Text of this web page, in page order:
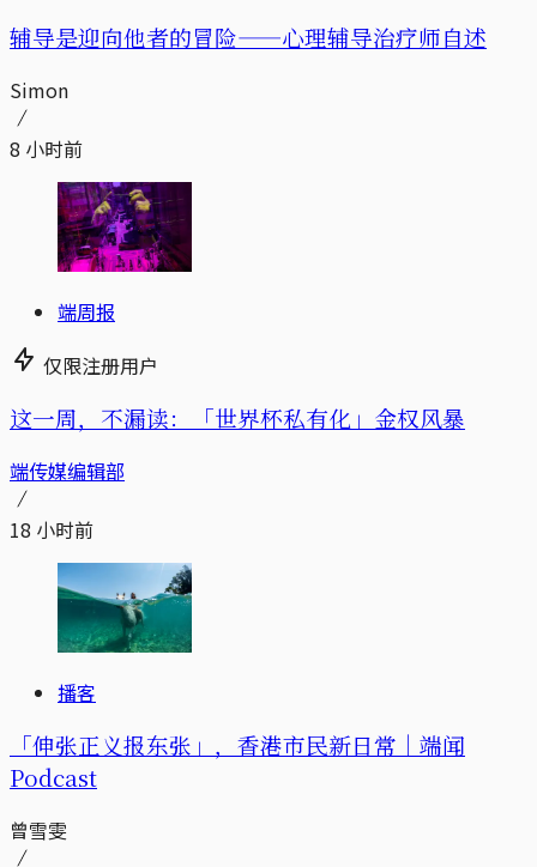
辅导是迎向他者的冒险——心理辅导治疗师自述
Simon
8 小时前
端周报
仅限注册用户
这一周，不漏读：「世界杯私有化」金权风暴
端传媒编辑部
18 小时前
播客
「伸张正义报东张」，香港市民新日常｜端闻
Podcast
曾雪雯